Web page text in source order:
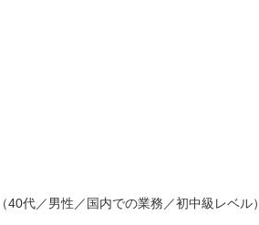
（40代／男性／国内での業務／初中級レベル）